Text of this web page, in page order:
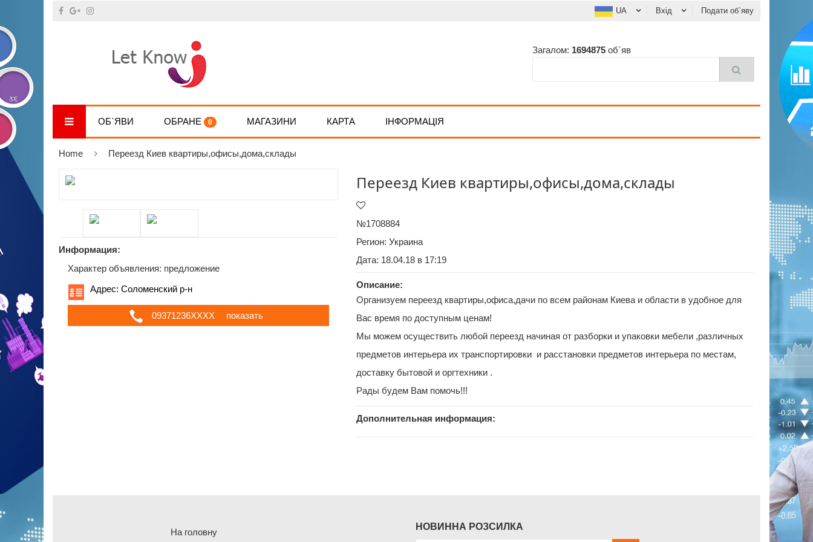
UA Вхід Подати об`яву
Загалом: 1694875об`яв
ОБ`ЯВИ ОБРАНЕ 0 МАГАЗИНИ КАРТА ІНФОРМАЦІЯ
Home Переезд Киев квартиры,офисы,дома,склады
Информация:
Характер объявления: предложение
Адрес: Соломенский р-н
09371236ХХХХ показать
Переезд Киев квартиры,офисы,дома,склады
№1708884
Регион: Украина
Дата: 18.04.18 в 17:19
Описание:
Организуем переезд квартиры,офиса,дачи по всем районам Киева и области в удобное для
Вас время по доступным ценам!
Мы можем осуществить любой переезд начиная от разборки и упаковки мебели ,различных
предметов интерьера их транспортировки и расстановки предметов интерьера по местам,
доставку бытовой и оргтехники .
Рады будем Вам помочь!!!
Дополнительная информация:
На головну
НОВИННА РОЗСИЛКА